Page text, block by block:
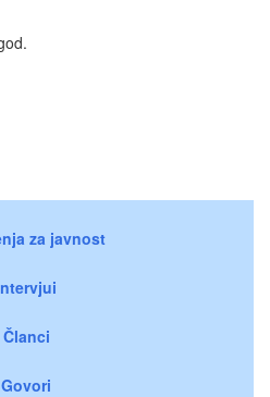
za javnost
Članci
Govori